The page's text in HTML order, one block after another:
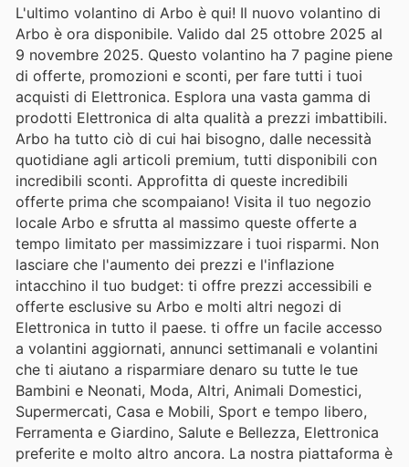
L'ultimo volantino di Arbo è qui! Il nuovo volantino di
Arbo è ora disponibile. Valido dal 25 ottobre 2025 al
9 novembre 2025. Questo volantino ha 7 pagine piene
di offerte, promozioni e sconti, per fare tutti i tuoi
acquisti di Elettronica. Esplora una vasta gamma di
prodotti Elettronica di alta qualità a prezzi imbattibili.
Arbo ha tutto ciò di cui hai bisogno, dalle necessità
quotidiane agli articoli premium, tutti disponibili con
incredibili sconti. Approfitta di queste incredibili
offerte prima che scompaiano! Visita il tuo negozio
locale Arbo e sfrutta al massimo queste offerte a
tempo limitato per massimizzare i tuoi risparmi. Non
lasciare che l'aumento dei prezzi e l'inflazione
intacchino il tuo budget: ti offre prezzi accessibili e
offerte esclusive su Arbo e molti altri negozi di
Elettronica in tutto il paese. ti offre un facile accesso
a volantini aggiornati, annunci settimanali e volantini
che ti aiutano a risparmiare denaro su tutte le tue
Bambini e Neonati, Moda, Altri, Animali Domestici,
Supermercati, Casa e Mobili, Sport e tempo libero,
Ferramenta e Giardino, Salute e Bellezza, Elettronica
preferite e molto altro ancora. La nostra piattaforma è